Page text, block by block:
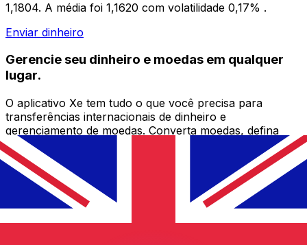
1,1804. A média foi 1,1620 com volatilidade 0,17% .
Enviar dinheiro
Gerencie seu dinheiro e moedas em qualquer
lugar.
O aplicativo Xe tem tudo o que você precisa para
transferências internacionais de dinheiro e
gerenciamento de moedas. Converta moedas, defina
alertas de taxas de câmbio e transfira dinheiro para o
exterior sem taxas ocultas. Baixe hoje mesmo!